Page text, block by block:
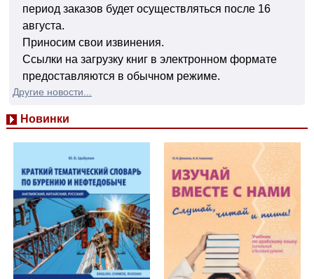
период заказов будет осуществляться после 16
августа.
Приносим свои извинения.
Ссылки на загрузку книг в электронном формате
предоставляются в обычном режиме.
Другие новости...
Новинки